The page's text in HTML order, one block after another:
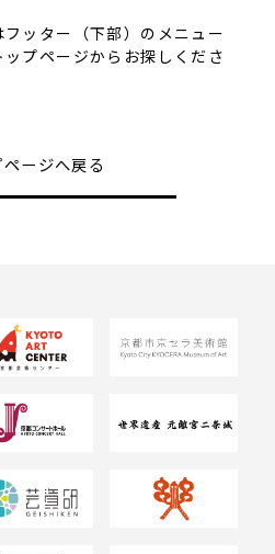
ッター（下部）のメニュー
プページからお探しくださ
ページへ戻る